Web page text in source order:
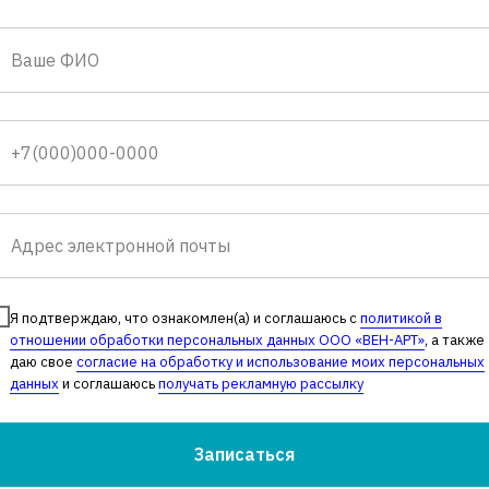
пациентов
3 июня 2026
Мне посчастливилось попасть к врачу
так! Все чётко и ясно разъяснил про мой
Я подтверждаю, что ознакомлен(а) и соглашаюсь сполитикой в
отношении обработки персональных данных ООО «ВЕН-АРТ», а также
даю свое согласие на обработку и использование моих персональных
данных и соглашаюсьполучать рекламную рассылку
Записаться